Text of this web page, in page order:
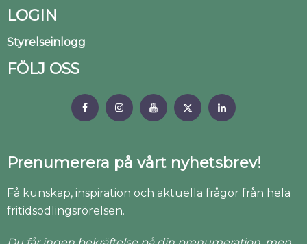
LOGIN
Styrelseinlogg
FÖLJ OSS
Prenumerera på vårt nyhetsbrev!
Få kunskap, inspiration och aktuella frågor från hela
fritidsodlingsrörelsen.